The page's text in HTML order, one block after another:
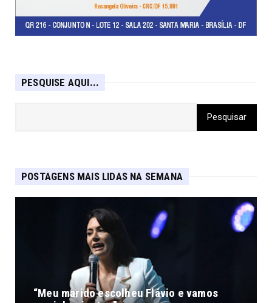
PESQUISE AQUI...
POSTAGENS MAIS LIDAS NA SEMANA
“Meu marido escolheu Flávio e vamos